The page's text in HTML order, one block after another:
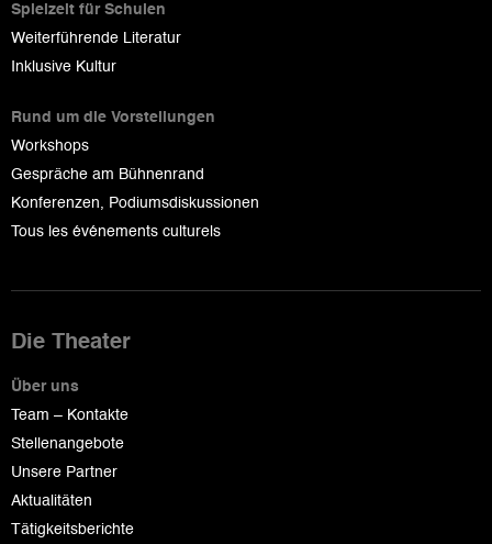
Spielzeit für Schulen
Weiterführende Literatur
Inklusive Kultur
Rund um die Vorstellungen
Workshops
Gespräche am Bühnenrand
Konferenzen, Podiumsdiskussionen
Tous les événements culturels
Die Theater
Über uns
Team – Kontakte
Stellenangebote
Unsere Partner
Aktualitäten
Tätigkeitsberichte